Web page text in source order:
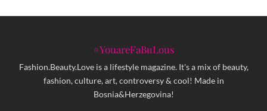
#YouareFaBuLous
Fashion.Beauty.Love is a lifestyle magazine. It's a mix of beauty,
fashion, culture, art, controversy & cool! Made in
Bosnia&Herzegovina!